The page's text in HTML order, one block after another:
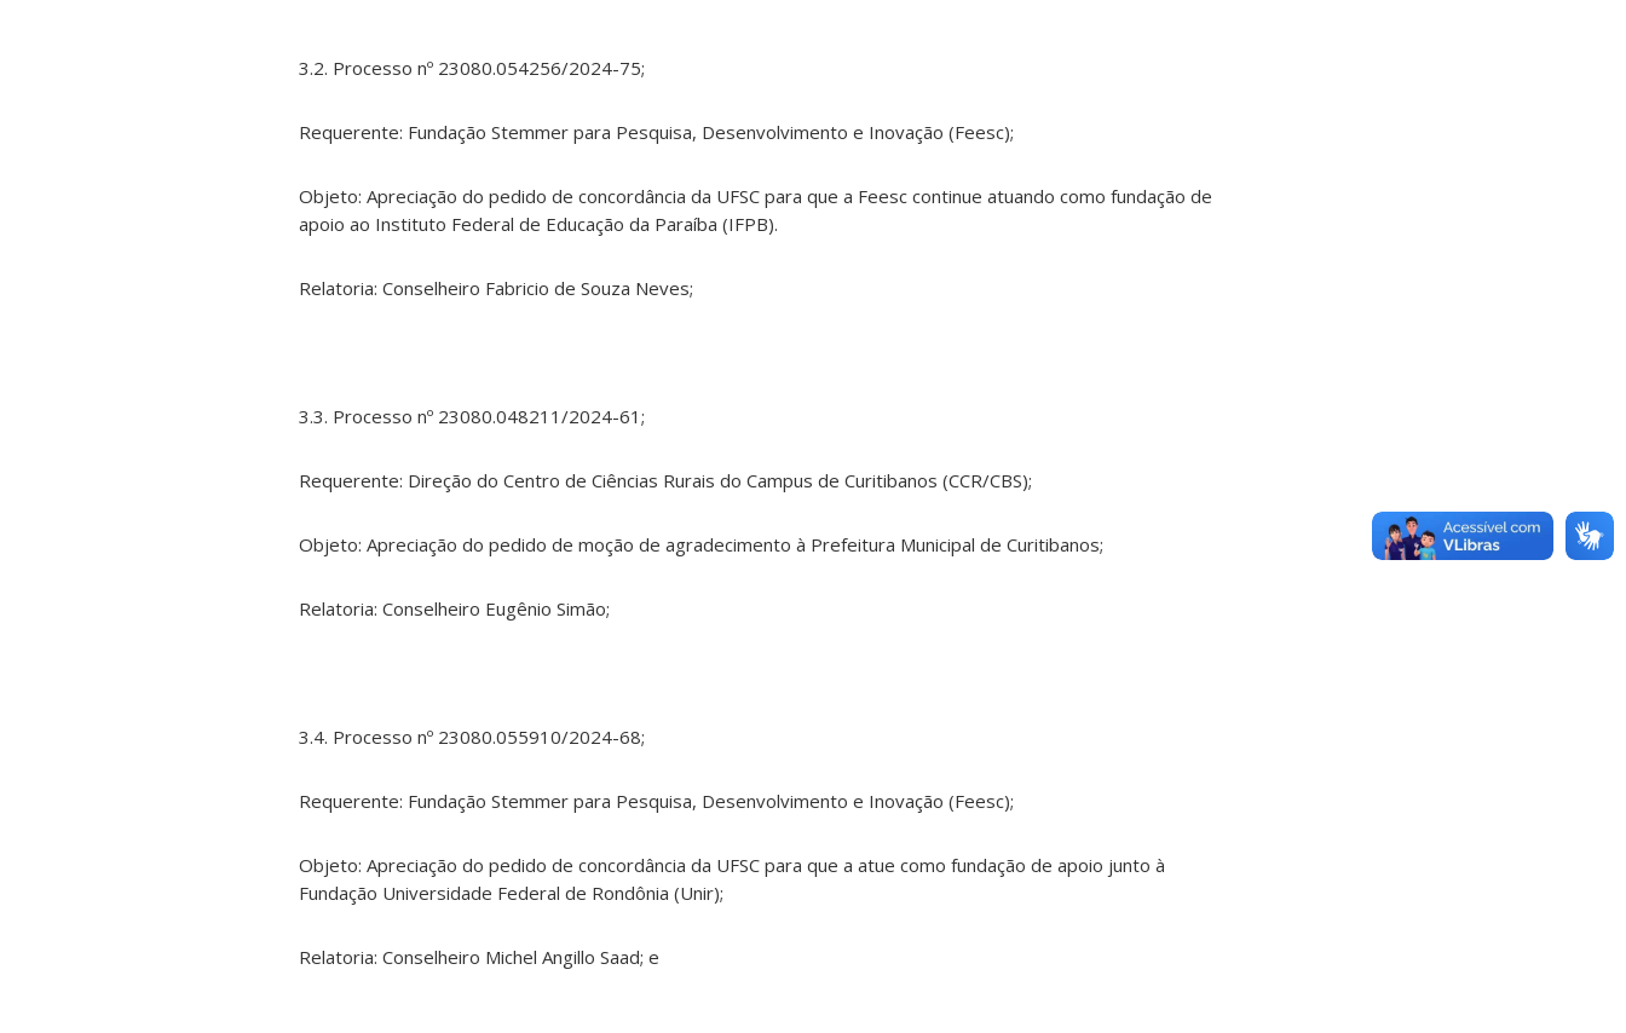
3.2. Processo nº 23080.054256/2024-75;
Requerente: Fundação Stemmer para Pesquisa, Desenvolvimento e Inovação (Feesc);
Objeto: Apreciação do pedido de concordância da UFSC para que a Feesc continue atuando como fundação de
apoio ao Instituto Federal de Educação da Paraíba (IFPB).
Relatoria: Conselheiro Fabricio de Souza Neves;
3.3. Processo nº 23080.048211/2024-61;
Requerente: Direção do Centro de Ciências Rurais do Campus de Curitibanos (CCR/CBS);
Objeto: Apreciação do pedido de moção de agradecimento à Prefeitura Municipal de Curitibanos;
Relatoria: Conselheiro Eugênio Simão;
3.4. Processo nº 23080.055910/2024-68;
Requerente: Fundação Stemmer para Pesquisa, Desenvolvimento e Inovação (Feesc);
Objeto: Apreciação do pedido de concordância da UFSC para que a atue como fundação de apoio junto à
Fundação Universidade Federal de Rondônia (Unir);
Relatoria: Conselheiro Michel Angillo Saad; e